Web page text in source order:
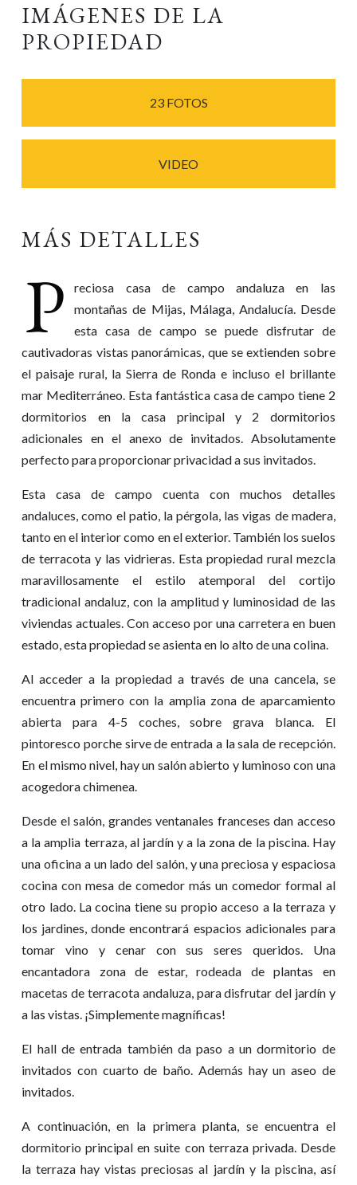
IMÁGENES DE LA
PROPIEDAD
23 FOTOS
VIDEO
MÁS DETALLES
P
reciosa casa de campo andaluza en las
montañas de Mijas, Málaga, Andalucía. Desde
esta casa de campo se puede disfrutar de
cautivadoras vistas panorámicas, que se extienden sobre
el paisaje rural, la Sierra de Ronda e incluso el brillante
mar Mediterráneo. Esta fantástica casa de campo tiene 2
dormitorios en la casa principal y 2 dormitorios
adicionales en el anexo de invitados. Absolutamente
perfecto para proporcionar privacidad a sus invitados.
Esta casa de campo cuenta con muchos detalles
andaluces, como el patio, la pérgola, las vigas de madera,
tanto en el interior como en el exterior. También los suelos
de terracota y las vidrieras. Esta propiedad rural mezcla
maravillosamente el estilo atemporal del cortijo
tradicional andaluz, con la amplitud y luminosidad de las
viviendas actuales. Con acceso por una carretera en buen
estado, esta propiedad se asienta en lo alto de una colina.
Al acceder a la propiedad a través de una cancela, se
encuentra primero con la amplia zona de aparcamiento
abierta para 4-5 coches, sobre grava blanca. El
pintoresco porche sirve de entrada a la sala de recepción.
En el mismo nivel, hay un salón abierto y luminoso con una
acogedora chimenea.
Desde el salón, grandes ventanales franceses dan acceso
a la amplia terraza, al jardín y a la zona de la piscina. Hay
una oficina a un lado del salón, y una preciosa y espaciosa
cocina con mesa de comedor más un comedor formal al
otro lado. La cocina tiene su propio acceso a la terraza y
los jardines, donde encontrará espacios adicionales para
tomar vino y cenar con sus seres queridos. Una
encantadora zona de estar, rodeada de plantas en
macetas de terracota andaluza, para disfrutar del jardín y
a las vistas. ¡Simplemente magníficas!
El hall de entrada también da paso a un dormitorio de
invitados con cuarto de baño. Además hay un aseo de
invitados.
A continuación, en la primera planta, se encuentra el
dormitorio principal en suite con terraza privada. Desde
la terraza hay vistas preciosas al jardín y la piscina, así